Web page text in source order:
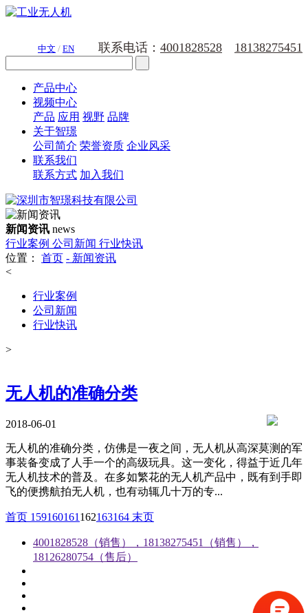
中文 / EN 联系电话： 4001828528 18138275451
产品中心
视频中心
产品 应用 视野 品牌
关于智璟
公司简介 荣誉资质 企业风采
联系我们
联系方式 加入我们
新闻资讯 news
行业案例 公司新闻 行业快讯
位置：
首页 - 新闻资讯
<
行业案例
公司新闻
行业快讯
>
​无人机的准确分类
2018-06-01
​无人机的准确分类，仿佛是一夜之间，无人机从高深莫测的军
事装备变成了人手一个的高级玩具。这一变化，得益于近几年
无人机技术的普及。在多如繁花的无人机产品中，既有到手即
飞的便携航拍无人机，也有动辄几十万的专...
首页 159160161 162163164 末页
4001828528（销售），18138275451（销售），
18126280754（售后）